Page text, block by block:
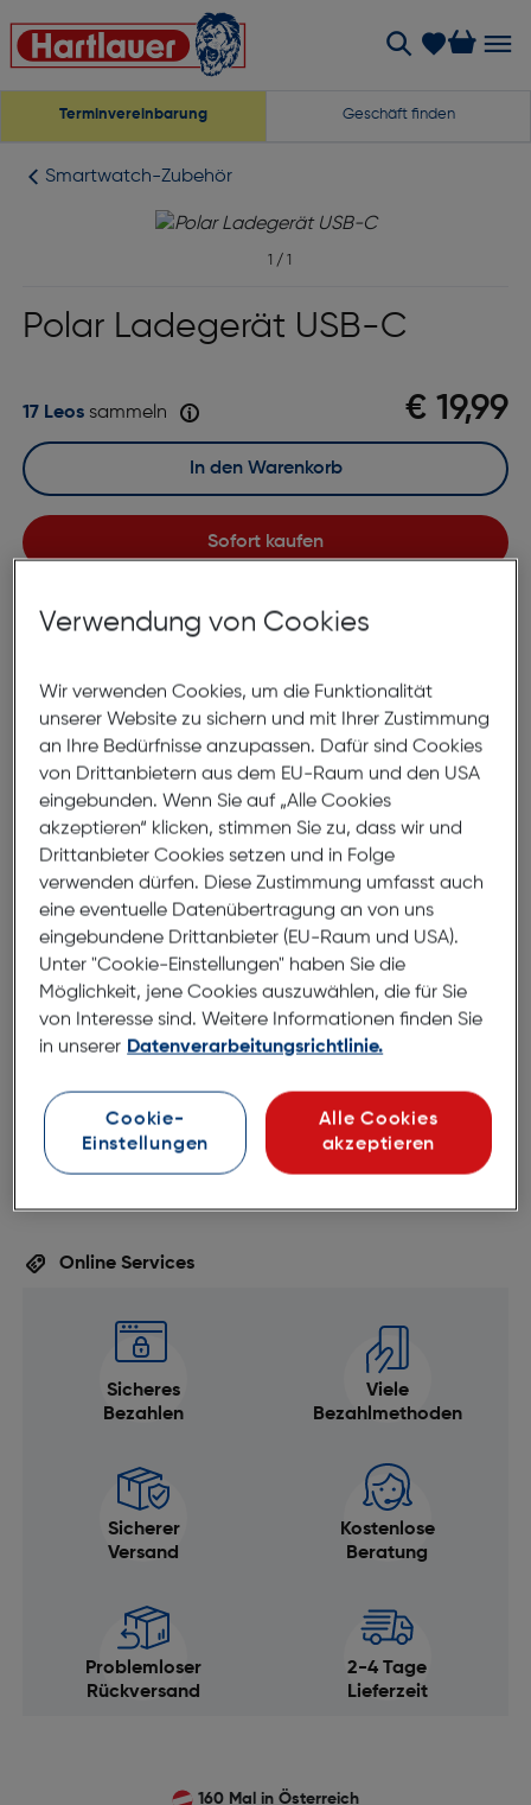
Terminvereinbarung Geschäft finden
Smartwatch-Zubehör
1 / 1
Polar Ladegerät USB-C
€ 19,99
17 Leossammeln
Sofort kaufen
In den Warenkorb
Nach Hause liefern
Selbstabholung in
Verfügbarkeit prüfen
Produktbeschreibung
Polar Ladegerät USB-C
ArtNr.: 590097034
Lade deine Sportuhr Polar Grit X, Polar Vantage
oder Polar Ignite mit dem USB-Kabel auf.
Du kannst es auch zum Synchronisieren deiner
Trainings- und Aktivitätsdaten mit dem Polar Flow
Online Services
Sicheres
Bezahlen
Viele
Bezahlmethoden
Sicherer
Versand
Kostenlose
Beratung
Problemloser
Rückversand
2-4 Tage
Lieferzeit
160 Mal in Österreich
Verwendung von Cookies
Wir verwenden Cookies, um die Funktionalität
unserer Website zu sichern und mit Ihrer Zustimmung
an Ihre Bedürfnisse anzupassen. Dafür sind Cookies
von Drittanbietern aus dem EU-Raum und den USA
eingebunden. Wenn Sie auf „Alle Cookies
akzeptieren“ klicken, stimmen Sie zu, dass wir und
Drittanbieter Cookies setzen und in Folge
verwenden dürfen. Diese Zustimmung umfasst auch
eine eventuelle Datenübertragung an von uns
eingebundene Drittanbieter (EU-Raum und USA).
Unter "Cookie-Einstellungen" haben Sie die
Möglichkeit, jene Cookies auszuwählen, die für Sie
von Interesse sind. Weitere Informationen finden Sie
in unserer Datenverarbeitungsrichtlinie.
Cookie-
Einstellungen
Alle Cookies
akzeptieren